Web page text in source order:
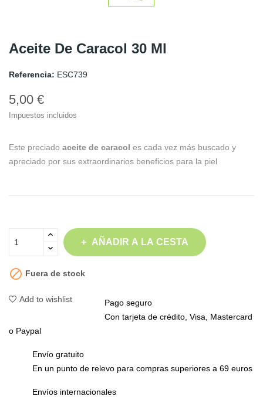
Aceite De Caracol 30 Ml
Referencia: ESC739
5,00 €
Impuestos incluidos
Este preciado aceite de caracol es cada vez más buscado y
apreciado por sus extraordinarios beneficios para la piel
AÑADIR A LA CESTA
 Fuera de stock
Add to wishlist
Pago seguro
Con tarjeta de crédito, Visa, Mastercard
o Paypal
Envío gratuito
En un punto de relevo para compras superiores a 69 euros
Envíos internacionales